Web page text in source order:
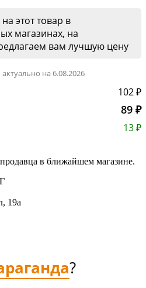
этот товар в
магазинах, на
вам лучшую цену
на 6.08.2026
102 ₽
89 ₽
13 ₽
в ближайшем магазине.
19а
?